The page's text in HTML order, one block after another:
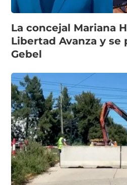
La concejal Mariana
Libertad Avanza y se
Gebel